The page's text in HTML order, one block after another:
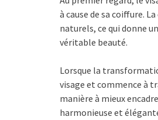
à cause de sa coiffure.
naturels, ce qui donne
véritable beauté.
Lorsque la
visage et commence à
manière à mieux
harmonieuse et